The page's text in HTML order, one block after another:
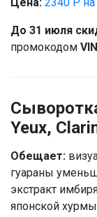
До 31 июля
промокодом
Yeux,
Обещает:
гуараны
экстракт
японской